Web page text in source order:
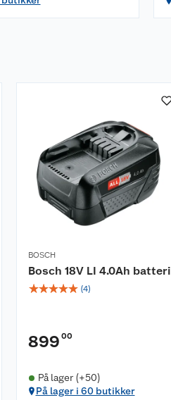
BOSCH
Bosch 18V LI 4.0Ah batteri
☆☆☆☆☆ (4)
899 00
På lager (+50)
På lager i 60 butikker